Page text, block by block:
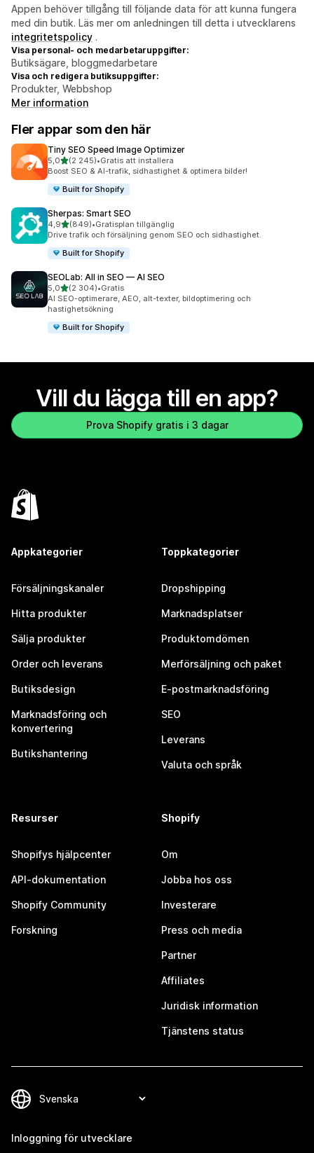
Appen behöver tillgång till följande data för att kunna fungera
med din butik. Läs mer om anledningen till detta i utvecklarens
integritetspolicy .
Visa personal- och medarbetaruppgifter:
Butiksägare, bloggmedarbetare
Visa och redigera butiksuppgifter:
Produkter, Webbshop
Mer information
Fler appar som den här
Tiny SEO Speed Image Optimizer
5,0av 5 stjärnor
(2 245)
2245 recensioner totalt
•Gratis att installera
Boost SEO & AI-trafik, sidhastighet & optimera bilder!
Built for Shopify
Sherpas: Smart SEO
4,9av 5 stjärnor
(849)
849 recensioner totalt
•Gratisplan tillgänglig
Drive trafik och försäljning genom SEO och sidhastighet.
Built for Shopify
SEOLab: All in SEO — AI SEO
5,0av 5 stjärnor
(2 304)
2304 recensioner totalt
•Gratis
AI SEO-optimerare, AEO, alt-texter, bildoptimering och
hastighetsökning
Built for Shopify
Vill du lägga till en app?
Prova Shopify gratis i 3 dagar
Appkategorier
Försäljningskanaler
Hitta produkter
Sälja produkter
Order och leverans
Butiksdesign
Marknadsföring och
konvertering
Butikshantering
Toppkategorier
Dropshipping
Marknadsplatser
Produktomdömen
Merförsäljning och paket
E-postmarknadsföring
SEO
Leverans
Valuta och språk
Resurser
Shopifys hjälpcenter
API-dokumentation
Shopify Community
Forskning
Shopify
Om
Jobba hos oss
Investerare
Press och media
Partner
Affiliates
Juridisk information
Tjänstens status
Inloggning för utvecklare